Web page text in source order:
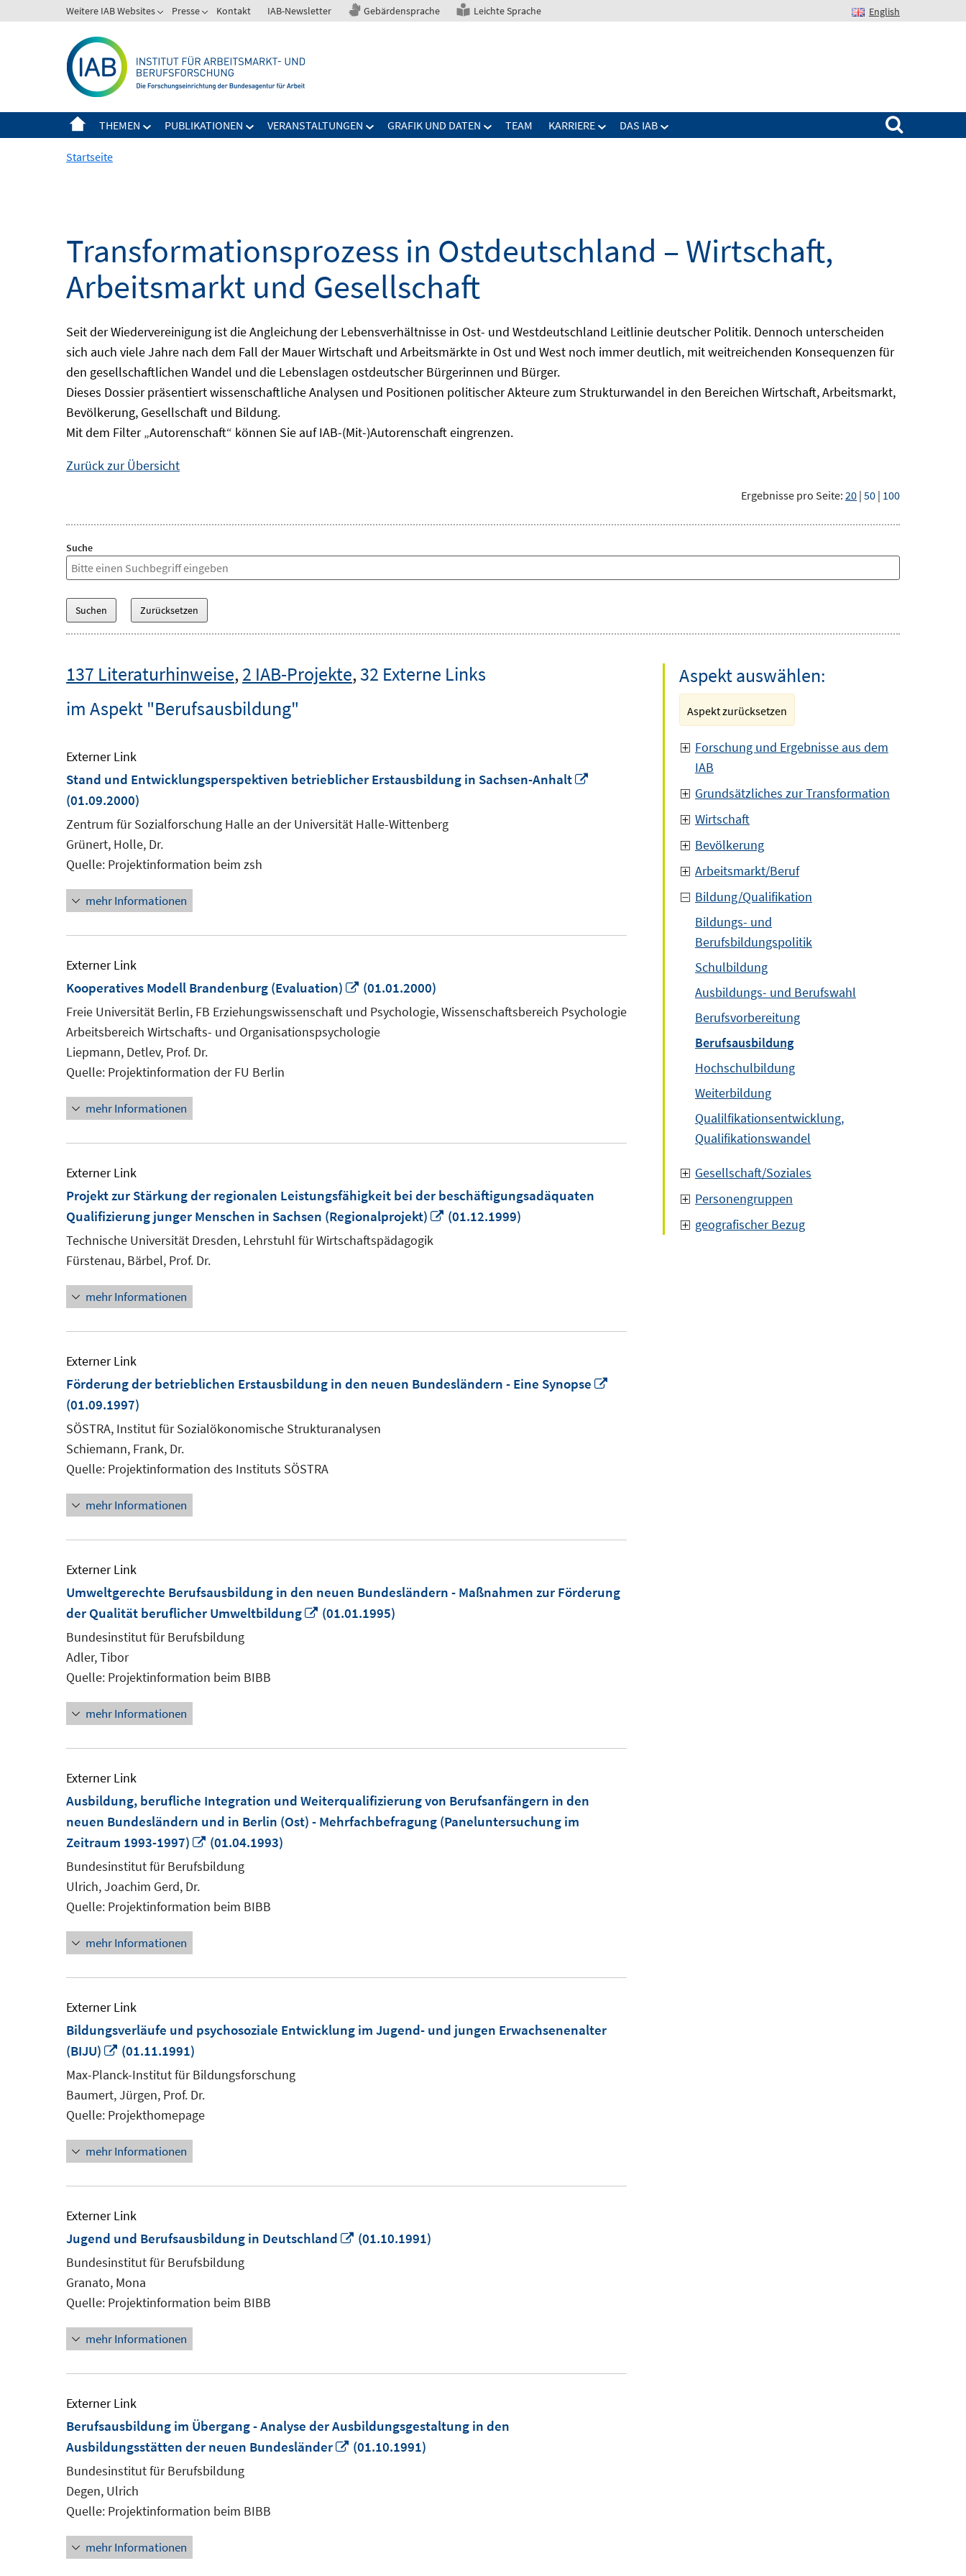
zum
Weitere IAB Websites Presse Kontakt IAB-Newsletter Gebärdensprache Leichte Sprache English
THEMEN PUBLIKATIONEN VERANSTALTUNGEN GRAFIK UND DATEN TEAM KARRIERE DAS IAB
Suchen nach:
Startseite
Transformationsprozess in Ostdeutschland – Wirtschaft,
Arbeitsmarkt und Gesellschaft
Seit der Wiedervereinigung ist die Angleichung der Lebensverhältnisse in Ost- und Westdeutschland Leitlinie deutscher Politik. Dennoch unterscheiden
sich auch viele Jahre nach dem Fall der Mauer Wirtschaft und Arbeitsmärkte in Ost und West noch immer deutlich, mit weitreichenden Konsequenzen für
den gesellschaftlichen Wandel und die Lebenslagen ostdeutscher Bürgerinnen und Bürger.
Dieses Dossier präsentiert wissenschaftliche Analysen und Positionen politischer Akteure zum Strukturwandel in den Bereichen Wirtschaft, Arbeitsmarkt,
Bevölkerung, Gesellschaft und Bildung.
Mit dem Filter „Autorenschaft“ können Sie auf IAB-(Mit-)Autorenschaft eingrenzen.
Zurück zur Übersicht
Ergebnisse pro Seite: 20 | 50 | 100
Suche
137 Literaturhinweise,2 IAB-Projekte,32 Externe Links
im Aspekt "Berufsausbildung"
Externer Link
Stand und Entwicklungsperspektiven betrieblicher Erstausbildung in Sachsen-Anhalt
(01.09.2000)
Zentrum für Sozialforschung Halle an der Universität Halle-Wittenberg
Grünert, Holle, Dr.
Quelle: Projektinformation beim zsh
mehr Informationen
Externer Link
Kooperatives Modell Brandenburg (Evaluation)
In
neuem
Fenster
(01.01.2000)
Freie Universität Berlin, FB Erziehungswissenschaft und Psychologie, Wissenschaftsbereich Psychologie
Arbeitsbereich Wirtschafts- und Organisationspsychologie
Liepmann, Detlev, Prof. Dr.
Quelle: Projektinformation der FU Berlin
mehr Informationen
Externer Link
Projekt zur Stärkung der regionalen Leistungsfähigkeit bei der beschäftigungsadäquaten
Qualifizierung junger Menschen in Sachsen (Regionalprojekt)
In
(01.12.1999)
Technische Universität Dresden, Lehrstuhl für Wirtschaftspädagogik
Fürstenau, Bärbel, Prof. Dr.
mehr Informationen
Externer Link
Förderung der betrieblichen Erstausbildung in den neuen Bundesländern - Eine Synopse
(01.09.1997)
SÖSTRA, Institut für Sozialökonomische Strukturanalysen
Schiemann, Frank, Dr.
Quelle: Projektinformation des Instituts SÖSTRA
mehr Informationen
Externer Link
Umweltgerechte Berufsausbildung in den neuen Bundesländern - Maßnahmen zur Förderung
der Qualität beruflicher Umweltbildung
In
(01.01.1995)
Bundesinstitut für Berufsbildung
Adler, Tibor
Quelle: Projektinformation beim BIBB
mehr Informationen
Externer Link
Ausbildung, berufliche Integration und Weiterqualifizierung von Berufsanfängern in den
neuen Bundesländern und in Berlin (Ost) - Mehrfachbefragung (Paneluntersuchung im
Zeitraum 1993-1997)
In
neuem
öffnen
(01.04.1993)
Bundesinstitut für Berufsbildung
Ulrich, Joachim Gerd, Dr.
Quelle: Projektinformation beim BIBB
mehr Informationen
Externer Link
Bildungsverläufe und psychosoziale Entwicklung im Jugend- und jungen Erwachsenenalter
(BIJU)
In
neuem
Fenster
öffnen
(01.11.1991)
Max-Planck-Institut für Bildungsforschung
Baumert, Jürgen, Prof. Dr.
Quelle: Projekthomepage
mehr Informationen
Externer Link
Jugend und Berufsausbildung in Deutschland
In
(01.10.1991)
Bundesinstitut für Berufsbildung
Granato, Mona
Quelle: Projektinformation beim BIBB
mehr Informationen
Externer Link
Berufsausbildung im Übergang - Analyse der Ausbildungsgestaltung in den
Ausbildungsstätten der neuen Bundesländer
In
(01.10.1991)
Bundesinstitut für Berufsbildung
Degen, Ulrich
Quelle: Projektinformation beim BIBB
mehr Informationen
Aspekt auswählen:
Aspekt zurücksetzen
Forschung und Ergebnisse aus dem
IAB
Grundsätzliches zur Transformation
Wirtschaft
Bevölkerung
Arbeitsmarkt/Beruf
Bildung/Qualifikation
Bildungs- und
Berufsbildungspolitik
Schulbildung
Ausbildungs- und Berufswahl
Berufsvorbereitung
Berufsausbildung
Hochschulbildung
Weiterbildung
Qualilfikationsentwicklung,
Qualifikationswandel
Gesellschaft/Soziales
Personengruppen
geografischer Bezug